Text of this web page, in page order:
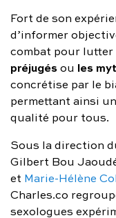
Fort de son
d’informer
combat pour lutter
préjugésou les
concrétise par le
permettant ainsi
qualité pour tous.
Sous la direction
Gilbert Bou
et Marie-Hélène
Charles.co
sexologues